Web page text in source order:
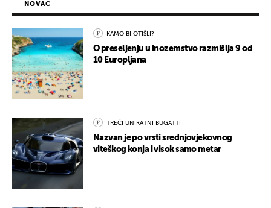
NOVAC
KAMO BI OTIŠLI?
O preseljenju u inozemstvo razmišlja 9 od
10 Europljana
TREĆI UNIKATNI BUGATTI
Nazvan je po vrsti srednjovjekovnog
viteškog konja i visok samo metar